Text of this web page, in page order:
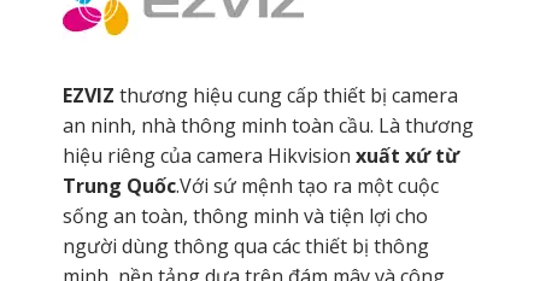
EZVIZ thương hiệu cung cấp thiết bị camera
an ninh, nhà thông minh toàn cầu. Là thương
hiệu riêng của camera Hikvision xuất xứ từ
Trung Quốc.Với sứ mệnh tạo ra một cuộc
sống an toàn, thông minh và tiện lợi cho
người dùng thông qua các thiết bị thông